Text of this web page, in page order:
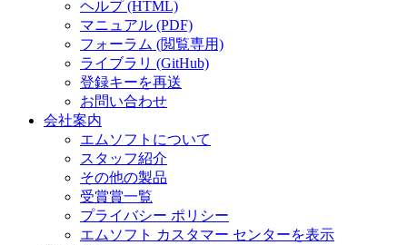
ヘルプ (HTML)
マニュアル (PDF)
フォーラム (閲覧専用)
ライブラリ (GitHub)
登録キーを再送
お問い合わせ
会社案内
エムソフトについて
スタッフ紹介
その他の製品
受賞賞一覧
プライバシー ポリシー
エムソフト カスタマー センターを表示